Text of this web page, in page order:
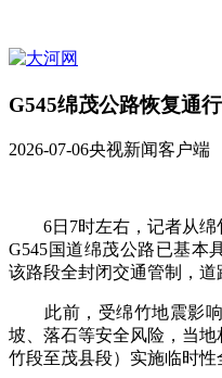
G545绵茂公路恢复通
2026-07-06央视新闻客户端
6日7时左右，记者从绵
G545国道绵茂公路已基本
该路段全封闭交通管制，道
此前，受绵竹地震影响
坡、落石等安全风险，当
竹段至茂县段）实施临时性